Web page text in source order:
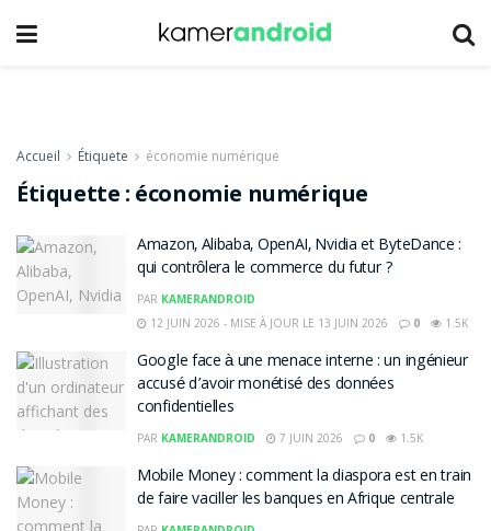
Accueil Étiquete économie numérique
Étiquette : économie numérique
Amazon, Alibaba, OpenAI, Nvidia et ByteDance :
qui contrôlera le commerce du futur ?
PAR KAMERANDROID
12 JUIN 2026 - MISE À JOUR LE 13 JUIN 2026
0 1.5K
Google face à une menace interne : un ingénieur
accusé d’avoir monétisé des données
confidentielles
PAR KAMERANDROID 7 JUIN 2026 0 1.5K
Mobile Money : comment la diaspora est en train
de faire vaciller les banques en Afrique centrale